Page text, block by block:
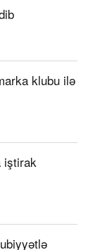
klubu ilə
iştirak